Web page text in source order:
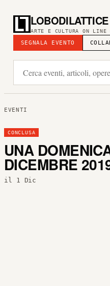
LOBODILATTICE
ARTE E CULTURA ON
SEGNALA EVENTO
EVENTI
CONCLUSA
UNA
DICEMBRE
il 1 Dic